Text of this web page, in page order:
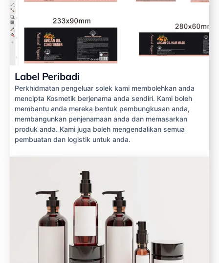
Label Peribadi
Perkhidmatan pengeluar solek kami membolehkan anda
mencipta Kosmetik berjenama anda sendiri. Kami boleh
membantu anda mereka bentuk pembungkusan anda,
membangunkan penjenamaan anda dan memasarkan
produk anda. Kami juga boleh mengendalikan semua
pembuatan dan logistik untuk anda.